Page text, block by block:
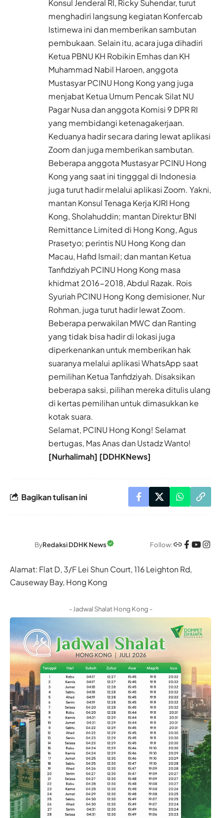
Konsul Jenderal RI, Ricky Suhendar, turut
menghadiri langsung kegiatan Konfercab
Istimewa ini dan memberikan sambutan
pembukaan. Selain itu, acara juga dihadiri
Ketua PBNU KH Robikin Emhas dan KH
Muhammad Nabil Haroen, anggota
Mustasyar PCINU Hong Kong yang juga
menjabat Ketua Umum Pencak Silat NU
Pagar Nusa dan anggota Komisi 9 DPR RI
yang membidangi ketenagakerjaan.
Keduanya hadir secara daring lewat aplikasi
Zoom dan juga memberikan sambutan.
Beberapa anggota Mustasyar PCINU Hong
Kong yang saat ini tingggal di Indonesia
juga turut hadir melalui aplikasi Zoom. Yakni,
mantan Konsul Tenaga Kerja KJRI Hong
Kong, Sholahuddin; mantan Direktur BNI
Remittance Limited di Hong Kong, Agus
Prasetyo; perintis NU Hong Kong dan
Macau, Hafid Ismail; dan mantan Ketua
Tanfidziyah PCINU Hong Kong masa
khidmat 2016-2018, Abdul Razak. Rois
Syuriah PCINU Hong Kong demisioner, Nur
Rohman, juga turut hadir lewat Zoom.
Beberapa perwakilan MWC dan Ranting
yang tidak bisa hadir di lokasi juga
diperkenankan untuk memberikan hak
suaranya melalui aplikasi WhatsApp saat
pemilihan Ketua Tanfidziyah. Disaksikan
beberapa saksi, pilihan mereka ditulis ulang
di kertas pemilihan untuk dimasukkan ke
kotak suara.
Selamat, PCINU Hong Kong! Selamat
bertugas, Mas Anas dan Ustadz Wanto!
[Nurhalimah] [DDHKNews]
Bagikan tulisan ini
ByRedaksi DDHK News Follow:
Alamat: Flat D, 3/F Lei Shun Court, 116 Leighton Rd,
Causeway Bay, Hong Kong
- Jadwal Shalat Hong Kong -